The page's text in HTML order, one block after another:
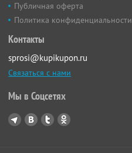
Публичная оферта
Политика конфиденциальности
Контакты
sprosi@kupikupon.ru
Связаться с нами
Мы в Соцсетях